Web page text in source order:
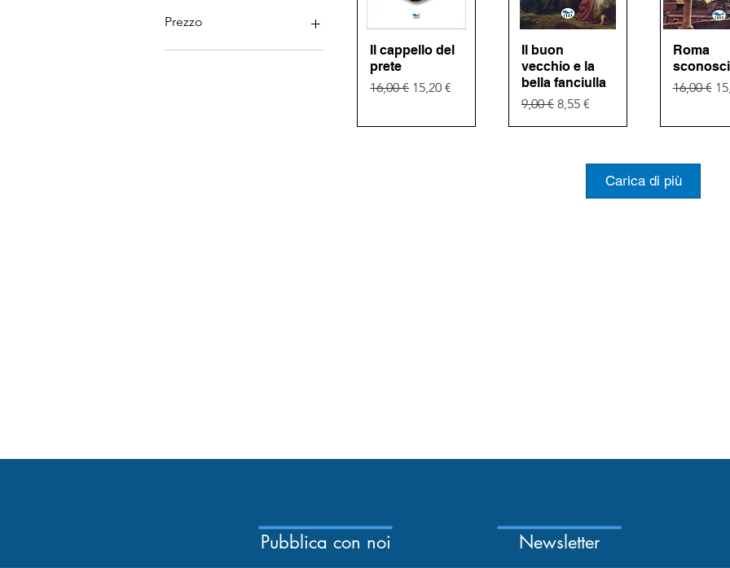
Prezzo
Vista rapida
Il cappello del
prete
Prezzo regolare
16,00 € Prezzo scontato
15,20 €
Vista rapida
Il buon
vecchio e la
bella fanciulla
Prezzo regolare
9,00 € Prezzo scontato
8,55 €
Vista
Roma
Prezzo
16,00 €
Carica di più
Pubblica con noi Newsletter